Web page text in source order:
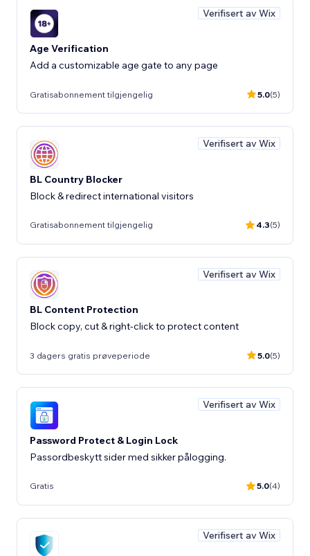
Verifisert av Wix
Age Verification
Add a customizable age gate to any page
Gratisabonnement tilgjengelig 5.0(5)
Verifisert av Wix
BL Country Blocker
Block & redirect international visitors
Gratisabonnement tilgjengelig 4.3(5)
Verifisert av Wix
BL Content Protection
Block copy, cut & right-click to protect content
3 dagers gratis prøveperiode 5.0(5)
Verifisert av Wix
Password Protect & Login Lock
Passordbeskytt sider med sikker pålogging.
Gratis 5.0(4)
Verifisert av Wix